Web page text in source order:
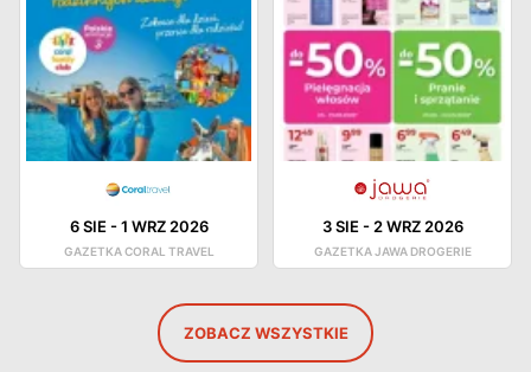
6 SIE -1 WRZ 2026
GAZETKA CORAL TRAVEL
3 SIE - 2 WRZ 2026
GAZETKA JAWA DROGERIE
ZOBACZ WSZYSTKIE